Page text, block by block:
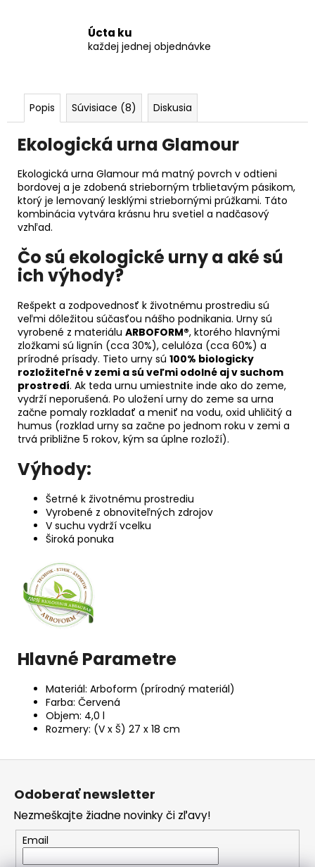
Úcta ku
každej jednej objednávke
Popis Súvisiace (8) Diskusia
Ekologická urna Glamour
Ekologická urna Glamour má matný povrch v odtieni
bordovej a je zdobená strieborným trblietavým pásikom,
ktorý je lemovaný lesklými striebornými prúžkami. Táto
kombinácia vytvára krásnu hru svetiel a nadčasový
vzhľad.
Čo sú ekologické urny a aké sú
ich výhody?
Rešpekt a zodpovednosť k životnému prostrediu sú
veľmi dôležitou súčasťou nášho podnikania. Urny sú
vyrobené z materiálu ARBOFORM®, ktorého hlavnými
zložkami sú lignín (cca 30%), celulóza (cca 60%) a
prírodné prísady. Tieto urny sú 100% biologicky
rozložiteľné v zemi a sú veľmi odolné aj v suchom
prostredí. Ak teda urnu umiestnite inde ako do zeme,
vydrží neporušená. Po uložení urny do zeme sa urna
začne pomaly rozkladať a meniť na vodu, oxid uhličitý a
humus (rozklad urny sa začne po jednom roku v zemi a
trvá približne 5 rokov, kým sa úplne rozloží).
Výhody:
Šetrné k životnému prostrediu
Vyrobené z obnoviteľných zdrojov
V suchu vydrží vcelku
Široká ponuka
Hlavné Parametre
Materiál: Arboform (prírodný materiál)
Farba: Červená
Objem: 4,0 l
Rozmery: (V x Š) 27 x 18 cm
Z
Odoberať newsletter
Nezmeškajte žiadne novinky či zľavy!
Email